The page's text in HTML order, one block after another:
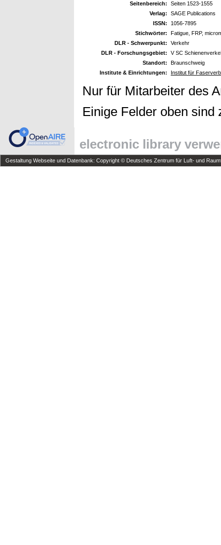
Seitenbereich:
Seiten 1523-1555
Verlag:
SAGE Publications
ISSN:
1056-7895
Stichwörter:
Fatigue, FRP,
DLR - Schwerpunkt:
Verkehr
DLR - Forschungsgebiet:
V SC
Standort:
Braunschweig
Institute & Einrichtungen:
Institut für
Nur für Mitarbeiter des
Einige Felder oben
electronic library
Gestaltung Webseite und Datenbank: Copyright © Deutsches Zentrum für Luft- und